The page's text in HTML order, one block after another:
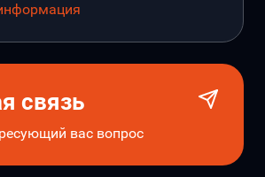
связь
вас вопрос